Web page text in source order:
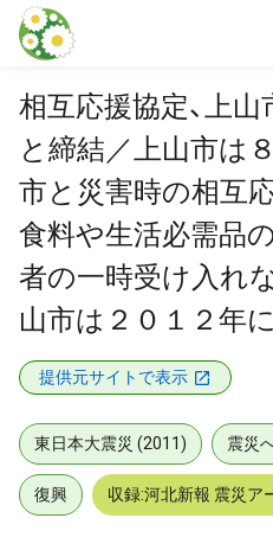
本文に飛ぶ
相互応援協定、上
と締結／上山市は
市と災害時の相互
食料や生活必需品
者の一時受け入れ
山市は２０１２年
提供元サイトで表示
東日本大震災 (2011) 震災
復興 収録:河北新報 震災ア